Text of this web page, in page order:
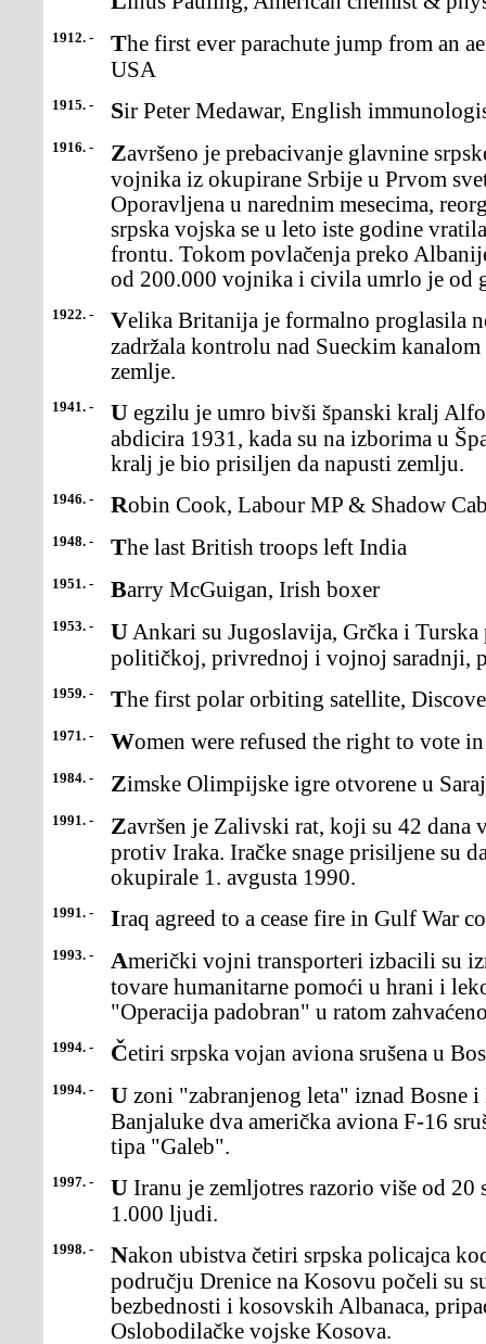
1912. - The first ever parachute jump from an aeroplane was made, in the
USA
1915. - Sir Peter Medawar, English
1916. - Završeno je prebacivanje glavnine srpske vojske od oko 140.000
vojnika iz okupirane Srbije u Prvom
Oporavljena u narednim mesecima,
srpska vojska se u leto iste godine
frontu. Tokom povlačenja preko
od 200.000 vojnika i civila umrlo je od
1922. - Velika Britanija je formalno proglasila nezavisnost Egipta, ali je
zadržala kontrolu nad Sueckim
zemlje.
1941. - U egzilu je umro bivši španski kralj Alfonso XIII. Odbivši da
abdicira 1931, kada su na izborima u
kralj je bio prisiljen da napusti zemlju.
1946. - Robin Cook, Labour MP & Shadow
1948. - The last British troops left India
1951. - Barry McGuigan, Irish boxer
1953. - U Ankari su Jugoslavija, Grčka i Turska potpisale sporazum o
političkoj, privrednoj i vojnoj saradnji,
1959. - The first polar orbiting satellite,
1971. - Women were refused the right to vote
1984. - Zimske Olimpijske igre otvorene u
1991. - Završen je Zalivski rat, koji su 42 dana vodile SAD i saveznici
protiv Iraka. Iračke snage prisiljene su
okupirale 1. avgusta 1990.
1991. - Iraq agreed to a cease fire in Gulf War
1993. - Američki vojni transporteri izbacili su iznad istočne Bosne prve
tovare humanitarne pomoći u hrani i
"Operacija padobran" u ratom
1994. - Četiri srpska vojan aviona srušena u
1994. - U zoni "zabranjenog leta" iznad Bosne i Hercegovine zapadno od
Banjaluke dva američka aviona F-16
tipa "Galeb".
1997. - U Iranu je zemljotres razorio više od 20 sela, a poginulo je oko
1.000 ljudi.
1998. - Nakon ubistva četiri srpska policajca kod Glogovca i Srbice, na
području Drenice na Kosovu počeli su
bezbednosti i kosovskih Albanaca,
Oslobodilačke vojske Kosova.